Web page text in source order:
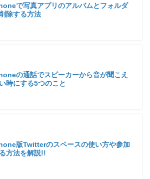
で写真アプリのアルバムとフォルダ
除する方法
の通話でスピーカーから音が聞こえ
時にする5つのこと
版Twitterのスペースの使い方や参加
方法を解説!!